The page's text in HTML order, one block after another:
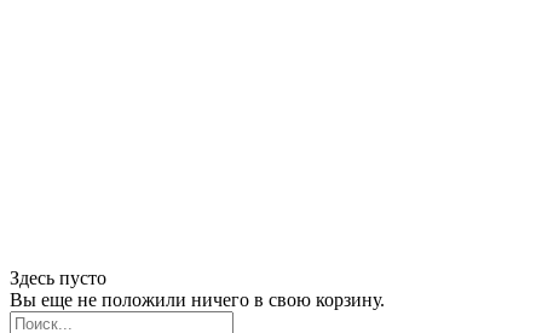
Здесь пусто
Вы еще не положили ничего в свою корзину.